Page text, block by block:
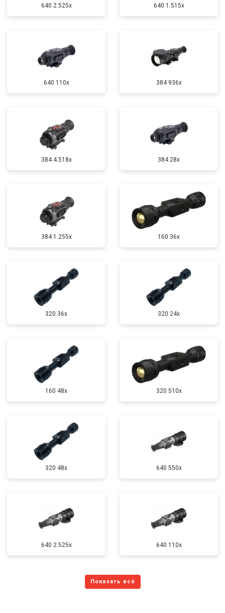
640 2.525x 640 1.515x
640 110x 384 936x
384 4.518x 384 28x
384 1.255х 160 36x
320 36x 320 24x
160 48x 320 510x
320 48x 640 550x
640 2.525x 640 110x